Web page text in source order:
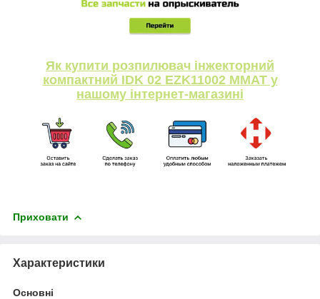
Як купити розпилювач інжекторний
компактний IDK 02 EZK11002 ММАТ у
нашому інтернет-магазині
Приховати
Характеристики
Основні